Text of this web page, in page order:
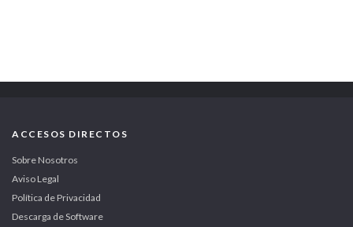
ACCESOS DIRECTOS
Sobre Nosotros
Aviso Legal
Política de Privacidad
Descarga de Software